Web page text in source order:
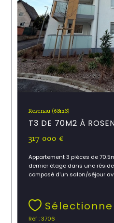
Rosenau (68128)
T3 DE 70M2 À
317 000 €
Appartement 3 pièces de
dernier étage dans une
composé d'un salon/séjour
Réf : 3706